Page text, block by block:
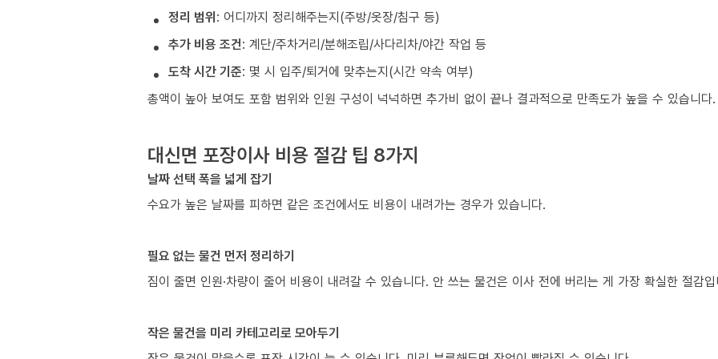
정리 범위: 어디까지 정리해주는지(주방/옷장/침구 등)
추가 비용 조건: 계단/주차거리/분해조립/사다리차/야간 작업 등
도착 시간 기준: 몇 시 입주/퇴거에 맞추는지(시간 약속 여부)
총액이 높아 보여도 포함 범위와 인원 구성이 넉넉하면 추가비 없이 끝나 결과적으로 만족도가 높을 수 있습니다.
대신면 포장이사 비용 절감 팁 8가지
날짜 선택 폭을 넓게 잡기
수요가 높은 날짜를 피하면 같은 조건에서도 비용이 내려가는 경우가 있습니다.
필요 없는 물건 먼저 정리하기
짐이 줄면 인원·차량이 줄어 비용이 내려갈 수 있습니다. 안 쓰는 물건은 이사 전에 버리는 게 가장 확실한 절감
작은 물건을 미리 카테고리로 모아두기